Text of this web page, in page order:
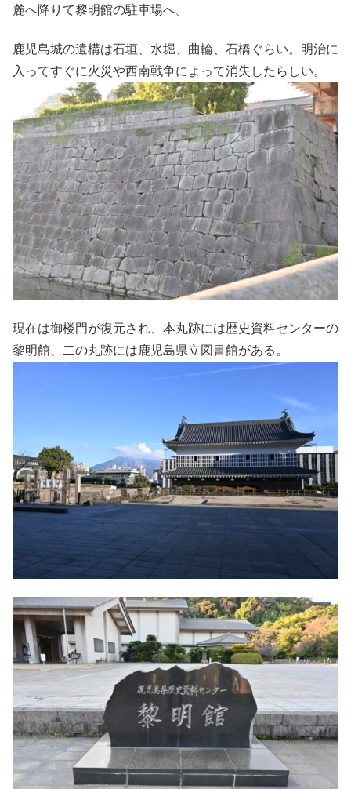
麓へ降りて黎明館の駐車場へ。
鹿児島城の遺構は石垣、水堀、曲輪、石橋ぐらい。明治に
入ってすぐに火災や西南戦争によって消失したらしい。
現在は御楼門が復元され、本丸跡には歴史資料センターの
黎明館、二の丸跡には鹿児島県立図書館がある。